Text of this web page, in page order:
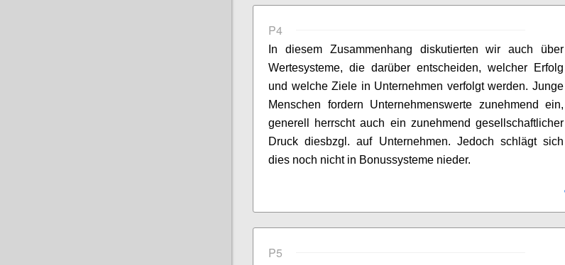
P4
In diesem Zusammenhang diskutierten wir auch über
Wertesysteme, die darüber entscheiden, welcher Erfolg
und welche Ziele in Unternehmen verfolgt werden. Junge
Menschen fordern Unternehmenswerte zunehmend ein,
generell herrscht auch ein zunehmend gesellschaftlicher
Druck diesbzgl. auf Unternehmen. Jedoch schlägt sich
dies noch nicht in Bonussysteme nieder.
P5